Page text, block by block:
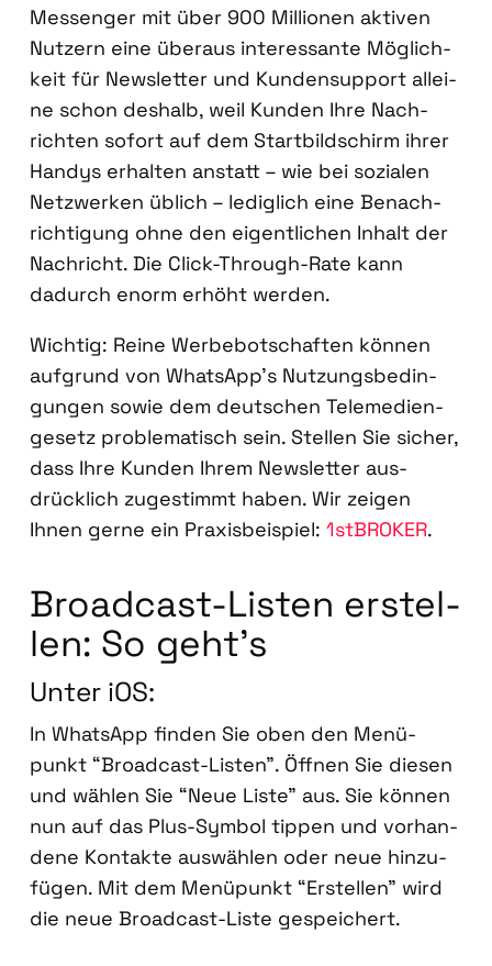
Mes­sen­ger mit über 900 Mil­lio­nen akti­ven
Nut­zern eine über­aus inter­es­san­te Mög­lich­
keit für News­let­ter und Kun­den­sup­port allei­
ne schon des­halb, weil Kun­den Ihre Nach­
rich­ten sofort auf dem Start­bild­schirm ihrer
Han­dys erhal­ten anstatt – wie bei sozia­len
Netz­wer­ken üblich – ledig­lich eine Benach­
rich­ti­gung ohne den eigent­li­chen Inhalt der
Nach­richt. Die Click-Through-Rate kann
dadurch enorm erhöht wer­den.
Wich­tig: Rei­ne Wer­be­bot­schaf­ten kön­nen
auf­grund von WhatsApp’s Nut­zungs­be­din­
gun­gen sowie dem deut­schen Tele­me­di­en­
ge­setz pro­ble­ma­tisch sein. Stel­len Sie sicher,
dass Ihre Kun­den Ihrem News­let­ter aus­
drück­lich zuge­stimmt haben. Wir zei­gen
Ihnen ger­ne ein Pra­xis­bei­spiel: 1stBROKER.
Broad­cast-Lis­ten erstel­
len: So geht’s
Unter iOS:
In Whats­App fin­den Sie oben den Menü­
punkt “Broad­cast-Lis­ten”. Öff­nen Sie die­sen
und wäh­len Sie “Neue Lis­te” aus. Sie kön­nen
nun auf das Plus-Sym­bol tip­pen und vor­han­
de­ne Kon­tak­te aus­wäh­len oder neue hin­zu­
fü­gen. Mit dem Menü­punkt “Erstel­len” wird
die neue Broad­cast-Lis­te gespei­chert.